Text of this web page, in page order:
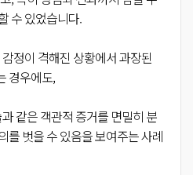
수 있었습니다.
정이 격해진 상황에서 과장된
경우에도,
과 같은 객관적 증거를 면밀히 분
를 벗을 수 있음을 보여주는 사례